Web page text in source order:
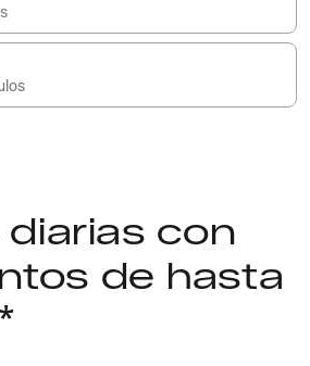
con
de hasta